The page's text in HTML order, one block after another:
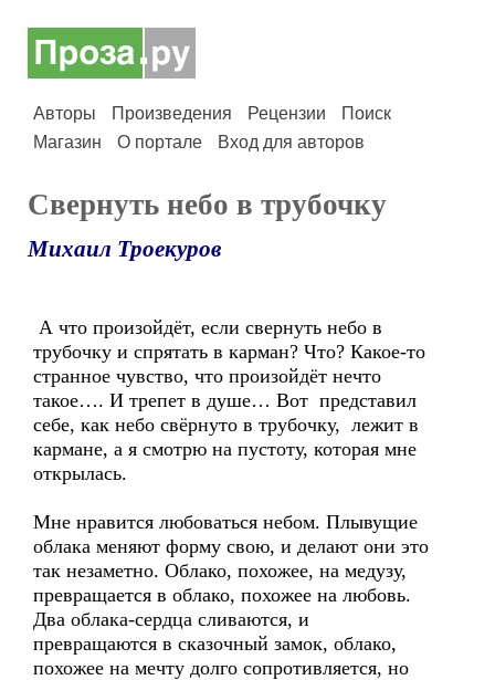
Авторы Произведения Рецензии
Поиск
Магазин
О портале Вход для авторов
Свернуть небо в трубочку
Михаил Троекуров
А что произойдёт, если свернуть небо в
трубочку и спрятать в карман? Что? Какое-то
странное чувство, что произойдёт нечто
такое…. И трепет в душе… Вот представил
себе, как небо свёрнуто в трубочку, лежит в
кармане, а я смотрю на пустоту, которая мне
открылась.
Мне нравится любоваться небом. Плывущие
облака меняют форму свою, и делают они это
так незаметно. Облако, похожее, на медузу,
превращается в облако, похожее на любовь.
Два облака-сердца сливаются, и
превращаются в сказочный замок, облако,
похожее на мечту долго сопротивляется, но